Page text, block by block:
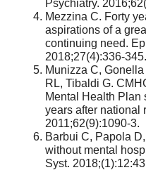
Psychiatry.
Mezzina C. Forty
aspirations of a
continuing need.
2018;27(4):336-345.
Munizza C,
RL, Tibaldi G.
Mental Health Plan
years after national
2011;62(9):1090-3.
Barbui C, Papola
without mental
Syst.